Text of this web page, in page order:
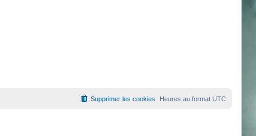
Heures au format UTC
Supprimer les cookies